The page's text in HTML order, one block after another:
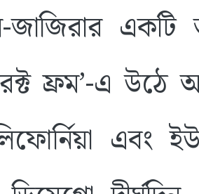
একটি
ফ্রম’-এ উঠে
এবং